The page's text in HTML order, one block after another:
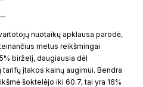
nuotaikų apklausa parodė,
metus reikšmingai
birželį, daugiausia dėl
įtakos kainų augimui. Bendra
šoktelėjo iki 60.7, tai yra 16%